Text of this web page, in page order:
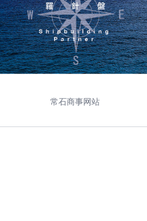
常石商事网站